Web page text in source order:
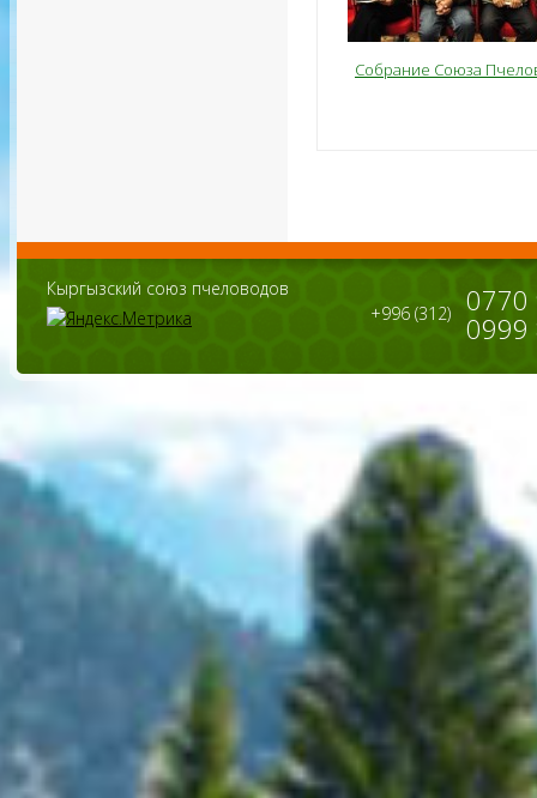
Собрание Союза
Кыргызский союз пчеловодов
+996 (312)